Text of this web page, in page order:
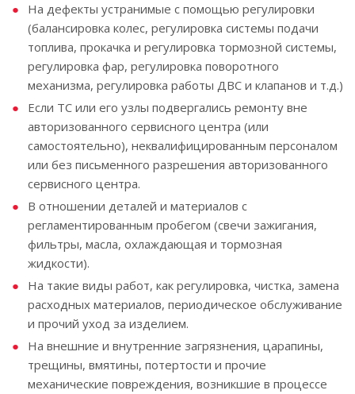
На дефекты устранимые с помощью регулировки
(балансировка колес, регулировка системы подачи
топлива, прокачка и регулировка тормозной системы,
регулировка фар, регулировка поворотного
механизма, регулировка работы ДВС и клапанов и т.д.)
Если ТС или его узлы подвергались ремонту вне
авторизованного сервисного центра (или
самостоятельно), неквалифицированным персоналом
или без письменного разрешения авторизованного
сервисного центра.
В отношении деталей и материалов с
регламентированным пробегом (свечи зажигания,
фильтры, масла, охлаждающая и тормозная
жидкости).
На такие виды работ, как регулировка, чистка, замена
расходных материалов, периодическое обслуживание
и прочий уход за изделием.
На внешние и внутренние загрязнения, царапины,
трещины, вмятины, потертости и прочие
механические повреждения, возникшие в процессе